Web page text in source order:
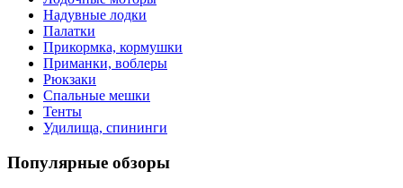
Надувные лодки
Палатки
Прикормка, кормушки
Приманки, воблеры
Рюкзаки
Спальные мешки
Тенты
Удилища, спининги
Популярные обзоры